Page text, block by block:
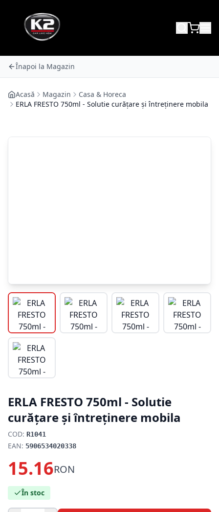
Înapoi la Magazin
Acasă Magazin
Casa & Horeca
ERLA FRESTO 750ml - Solutie curățare și întreținere mobila
ERLA FRESTO 750ml - Solutie
curățare și întreținere mobila
COD: R1041
EAN: 5906534020338
15.16RON
În stoc